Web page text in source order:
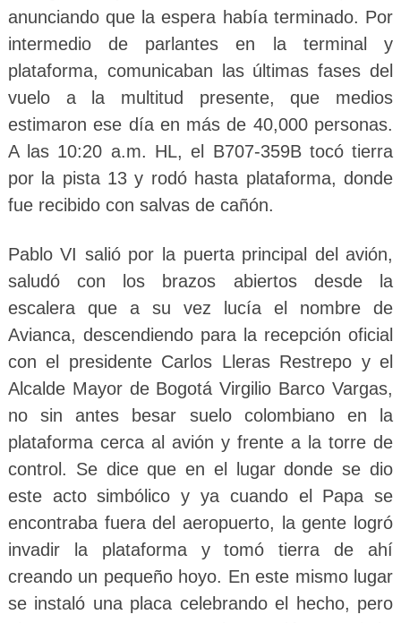
anunciando que la espera había terminado. Por
intermedio de parlantes en la terminal y
plataforma, comunicaban las últimas fases del
vuelo a la multitud presente, que medios
estimaron ese día en más de 40,000 personas.
A las 10:20 a.m. HL, el B707-359B tocó tierra
por la pista 13 y rodó hasta plataforma, donde
fue recibido con salvas de cañón.
Pablo VI salió por la puerta principal del avión,
saludó con los brazos abiertos desde la
escalera que a su vez lucía el nombre de
Avianca, descendiendo para la recepción oficial
con el presidente Carlos Lleras Restrepo y el
Alcalde Mayor de Bogotá Virgilio Barco Vargas,
no sin antes besar suelo colombiano en la
plataforma cerca al avión y frente a la torre de
control. Se dice que en el lugar donde se dio
este acto simbólico y ya cuando el Papa se
encontraba fuera del aeropuerto, la gente logró
invadir la plataforma y tomó tierra de ahí
creando un pequeño hoyo. En este mismo lugar
se instaló una placa celebrando el hecho, pero